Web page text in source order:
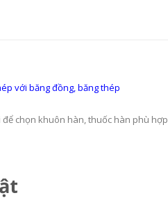
với băng đồng, băng thép
chọn khuôn hàn, thuốc hàn phù hợp